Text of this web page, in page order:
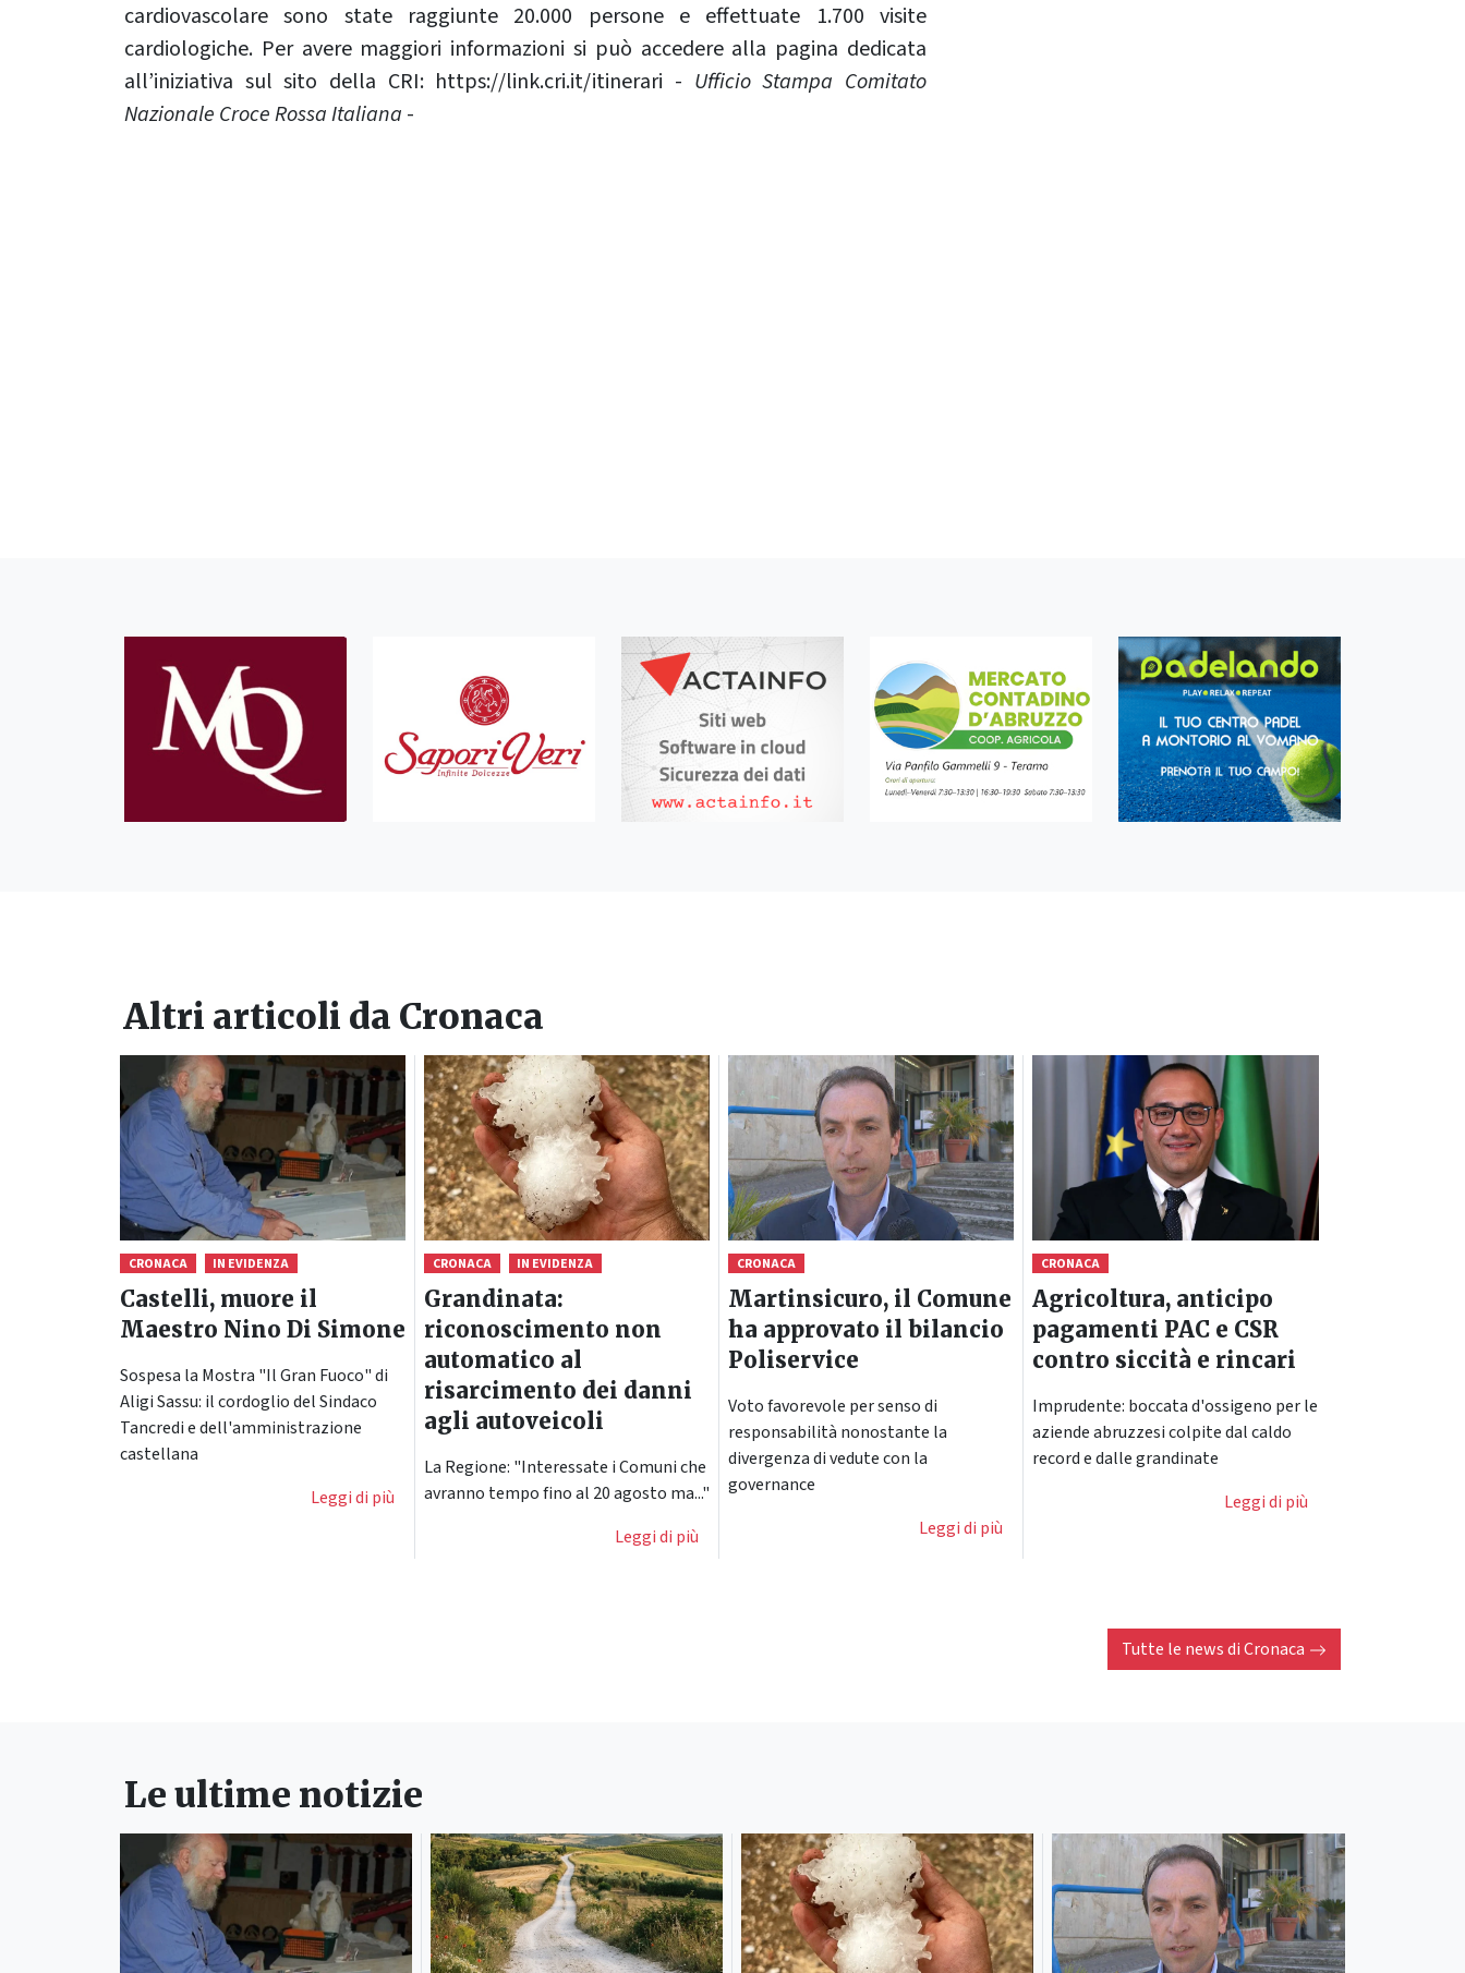
cardiovascolare sono state raggiunte 20.000 persone e effettuate 1.700 visite
cardiologiche. Per avere maggiori informazioni si può accedere alla pagina dedicata
all’iniziativa sul sito della CRI: https://link.cri.it/itinerari - Ufficio Stampa Comitato
Nazionale Croce Rossa Italiana -
Altri articoli da Cronaca
CRONACA IN EVIDENZA
Castelli, muore il
Maestro Nino Di Simone
Sospesa la Mostra "Il Gran Fuoco" di
Aligi Sassu: il cordoglio del Sindaco
Tancredi e dell'amministrazione
castellana
Leggi di più
CRONACA IN EVIDENZA
Grandinata:
riconoscimento non
automatico al
risarcimento dei danni
agli autoveicoli
La Regione: "Interessate i Comuni che
avranno tempo fino al 20 agosto ma..."
Leggi di più
CRONACA
Martinsicuro, il Comune
ha approvato il bilancio
Poliservice
Voto favorevole per senso di
responsabilità nonostante la
divergenza di vedute con la
governance
Leggi di più
CRONACA
Agricoltura, anticipo
pagamenti PAC e CSR
contro siccità e rincari
Imprudente: boccata d'ossigeno per le
aziende abruzzesi colpite dal caldo
record e dalle grandinate
Leggi di più
Tutte le news diCronaca
Le ultime notizie